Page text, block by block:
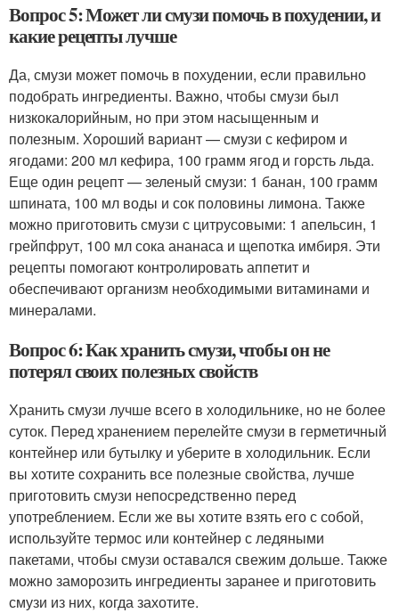
Вопрос 5: Может ли смузи помочь в похудении, и
какие рецепты лучше
Да, смузи может помочь в похудении, если правильно
подобрать ингредиенты. Важно, чтобы смузи был
низкокалорийным, но при этом насыщенным и
полезным. Хороший вариант — смузи с кефиром и
ягодами: 200 мл кефира, 100 грамм ягод и горсть льда.
Еще один рецепт — зеленый смузи: 1 банан, 100 грамм
шпината, 100 мл воды и сок половины лимона. Также
можно приготовить смузи с цитрусовыми: 1 апельсин, 1
грейпфрут, 100 мл сока ананаса и щепотка имбиря. Эти
рецепты помогают контролировать аппетит и
обеспечивают организм необходимыми витаминами и
минералами.
Вопрос 6: Как хранить смузи, чтобы он не
потерял своих полезных свойств
Хранить смузи лучше всего в холодильнике, но не более
суток. Перед хранением перелейте смузи в герметичный
контейнер или бутылку и уберите в холодильник. Если
вы хотите сохранить все полезные свойства, лучше
приготовить смузи непосредственно перед
употреблением. Если же вы хотите взять его с собой,
используйте термос или контейнер с ледяными
пакетами, чтобы смузи оставался свежим дольше. Также
можно заморозить ингредиенты заранее и приготовить
смузи из них, когда захотите.